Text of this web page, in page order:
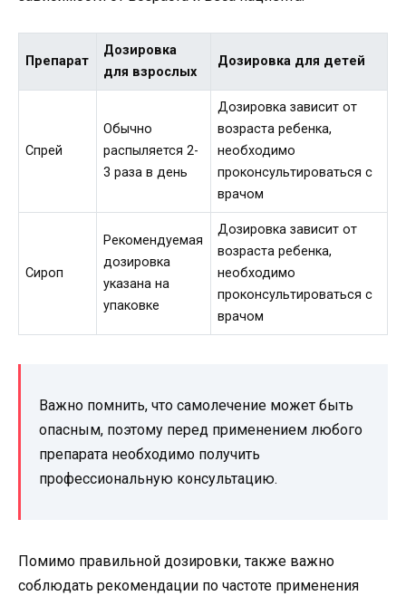
Препарат
Дозировка
для взрослых
Дозировка для детей
Спрей
Обычно
распыляется 2-
3 раза в день
Дозировка зависит от
возраста ребенка,
необходимо
проконсультироваться с
врачом
Сироп
Рекомендуемая
дозировка
указана на
упаковке
Дозировка зависит от
возраста ребенка,
необходимо
проконсультироваться с
врачом
Важно помнить, что самолечение может быть
опасным, поэтому перед применением любого
препарата необходимо получить
профессиональную консультацию.
Помимо правильной дозировки, также важно
соблюдать рекомендации по частоте применения